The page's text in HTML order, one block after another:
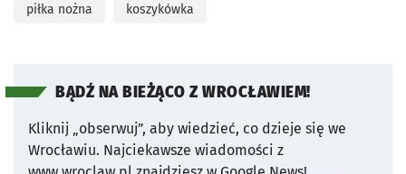
piłka nożna koszykówka
BĄDŹ NA BIEŻĄCO Z WROCŁAWIEM!
Kliknij „obserwuj”, aby wiedzieć, co dzieje się we
Wrocławiu. Najciekawsze wiadomości z